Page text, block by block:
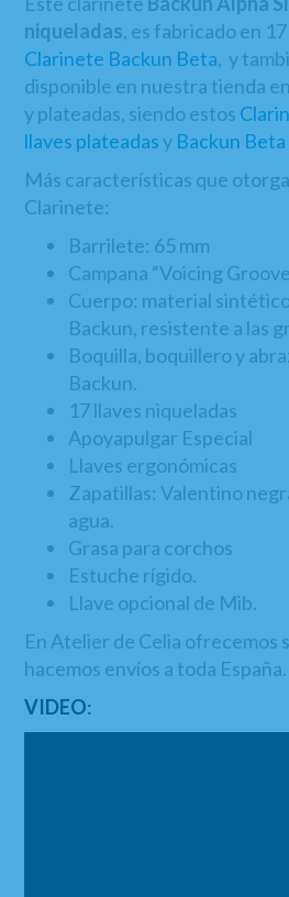
niqueladas, es fabricado en
Clarinete Backun Beta, y
disponible en nuestra tienda
y plateadas, siendo estos
llaves plateadasy Backun
Más características que
Clarinete:
Barrilete: 65 mm
Campana “Voicing
Cuerpo: material
Backun, resistente a las
Boquilla, boquillero y
Backun.
17 llaves niqueladas
Apoyapulgar Especial
Llaves ergonómicas
Zapatillas: Valentino
agua.
Grasa para corchos
Estuche rígido.
Llave opcional de Mib.
En Atelier de Celia ofrecemos
hacemos envíos a toda España.
VIDEO: